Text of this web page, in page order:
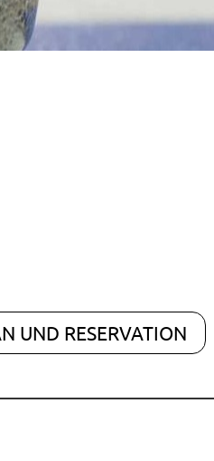
UND RESERVATION